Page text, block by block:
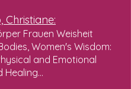
Christiane:
Frauen Weisheit
Women's Wisdom:
and Emotional
Healing...